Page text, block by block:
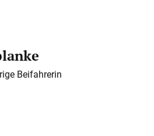
Beifahrerin